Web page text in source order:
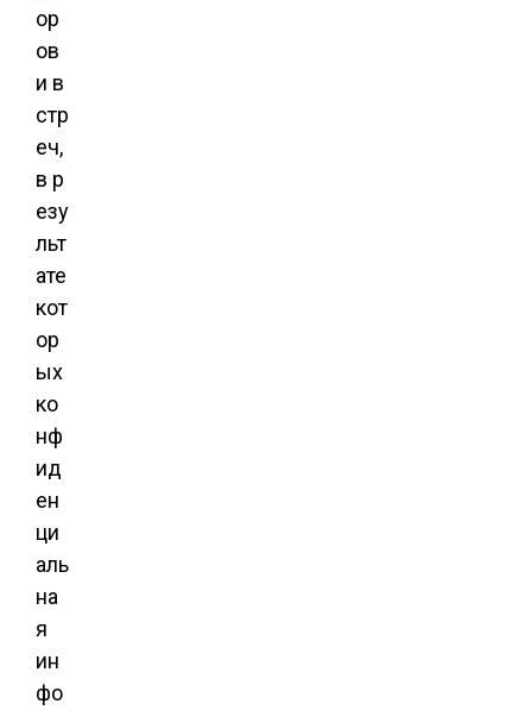
ор
ов
и в
стр
еч,
в р
езу
льт
ате
кот
ор
ых
ко
нф
ид
ен
ци
аль
на
я
ин
фо